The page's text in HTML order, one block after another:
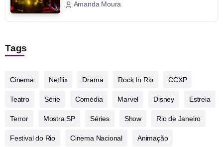
Amanda Moura
Tags
Cinema Netflix Drama Rock In Rio CCXP
Teatro Série Comédia Marvel Disney Estreia
Terror Mostra SP Séries Show Rio de Janeiro
Festival do Rio Cinema Nacional Animação